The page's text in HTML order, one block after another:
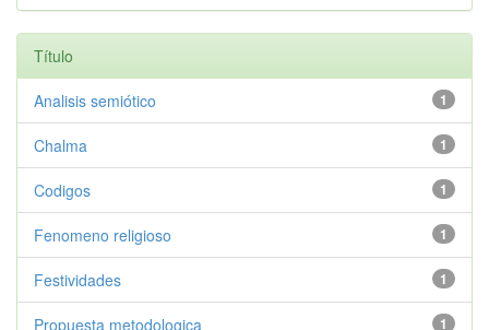
Título
1
Analisis semiótico
1
Chalma
1
Codigos
1
Fenomeno religioso
1
Festividades
1
Propuesta metodologica